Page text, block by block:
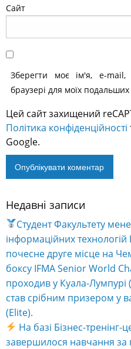
Сайт
Зберегти моє ім'я, e-
браузері для моїх
Цей сайт захищений
Політика конфіденційності
Google.
Alternative:
Недавні записи
Студент Факультету
інформаційних
почесне друге місце на
боксу IFMA Senior World
проходив у Куала-
став срібним призером у
(Elite).
На базі Бізнес-
завершилося навчання